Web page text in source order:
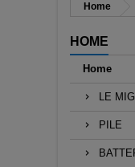
Home
HOME
Home
LE
PILE